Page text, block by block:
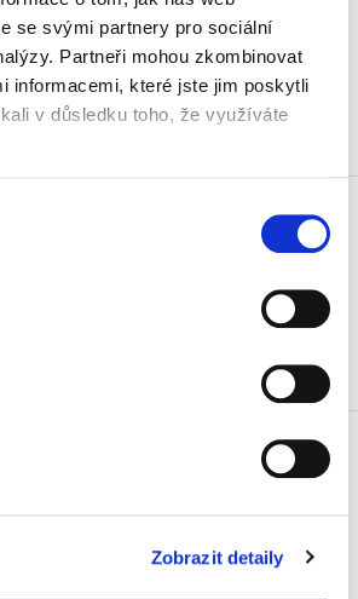
se svými partnery pro sociální
Partneři mohou zkombinovat
informacemi, které jste jim poskytli
v důsledku toho, že využíváte
Zobrazit detaily
vč. DPH
ks
vč. DPH